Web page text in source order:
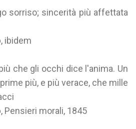
sorriso; sincerità più affettata
, ibidem
che gli occhi dice l'anima. Un
più, e più verace, che mille
, Pensieri morali, 1845